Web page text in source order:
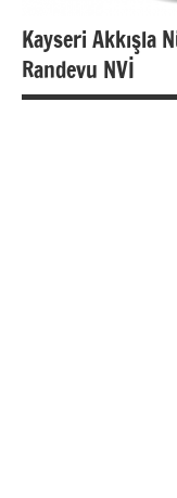
Kayseri Akkışla
Randevu NVİ